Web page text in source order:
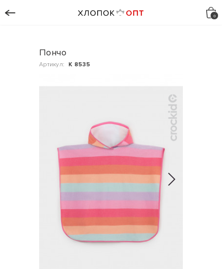
Пончо
Артикул: К 8535